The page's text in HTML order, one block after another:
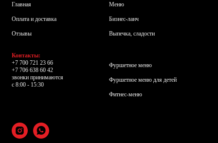
Главная
Оплата и доставка
Отзывы
Контакты:
+7 700 721 23 66
+7 706 638 60 42
звонки принимаются
с 8:00 - 15:30
Меню
Бизнес-ланч
Выпечка, сладости
Фуршетное меню
Фуршетное меню для детей
Фитнес-меню